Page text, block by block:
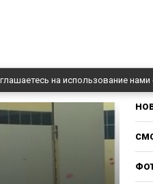
на использование